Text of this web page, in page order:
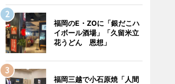
福岡のE・ZOに「銀だこハ
イボール酒場」「久留米立
花うどん 恩想」
福岡三越で小石原焼「人間